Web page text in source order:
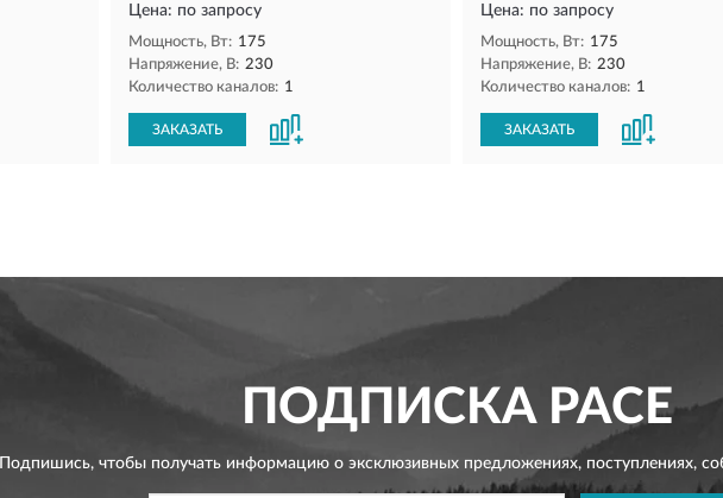
Цена: по запросу
Мощность, Вт: 175
Напряжение, В: 230
Количество каналов: 1
ЗАКАЗАТЬ
Цена: по запросу
Мощность, Вт: 175
Напряжение, В: 230
Количество каналов: 1
ЗАКАЗАТЬ
ПОДПИСКАPACE
Подпишись, чтобы получать информацию о эксклюзивных предложениях,поступлениях,